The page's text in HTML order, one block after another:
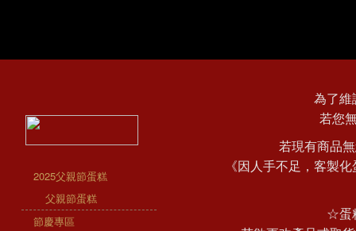
2025父親節蛋糕
父親節蛋糕
節慶專區
為了維
若您
若現有商品
《因人手不足，客製
☆蛋